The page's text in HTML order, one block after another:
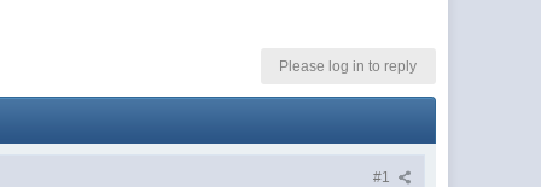
Please log in to reply
#1